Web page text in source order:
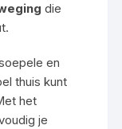
die
en
thuis kunt
het
je